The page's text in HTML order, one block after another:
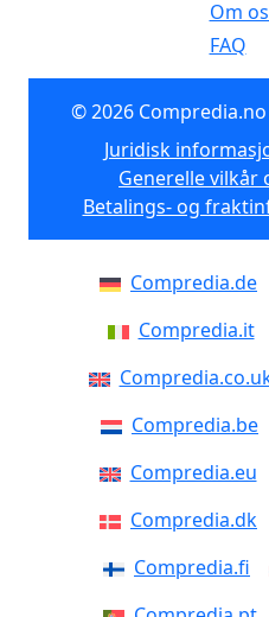
Om
FAQ
© 2026 Compredia.no
Juridisk
Generelle vilkår
Betalings- og
Compredia.de
Compredia.it
Compredia.be
Compredia.eu
Compredia.dk
Compredia.fi